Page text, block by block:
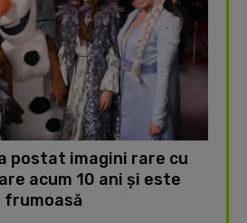
postat imagini rare cu
acum 10 ani și este
frumoasă